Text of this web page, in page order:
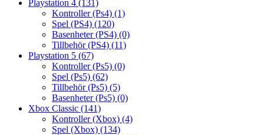
Playstation 4 (131)
Kontroller (Ps4) (1)
Spel (PS4) (120)
Basenheter (PS4) (0)
Tillbehör (PS4) (11)
Playstation 5 (67)
Kontroller (Ps5) (0)
Spel (Ps5) (62)
Tillbehör (Ps5) (5)
Basenheter (Ps5) (0)
Xbox Classic (141)
Kontroller (Xbox) (4)
Spel (Xbox) (134)